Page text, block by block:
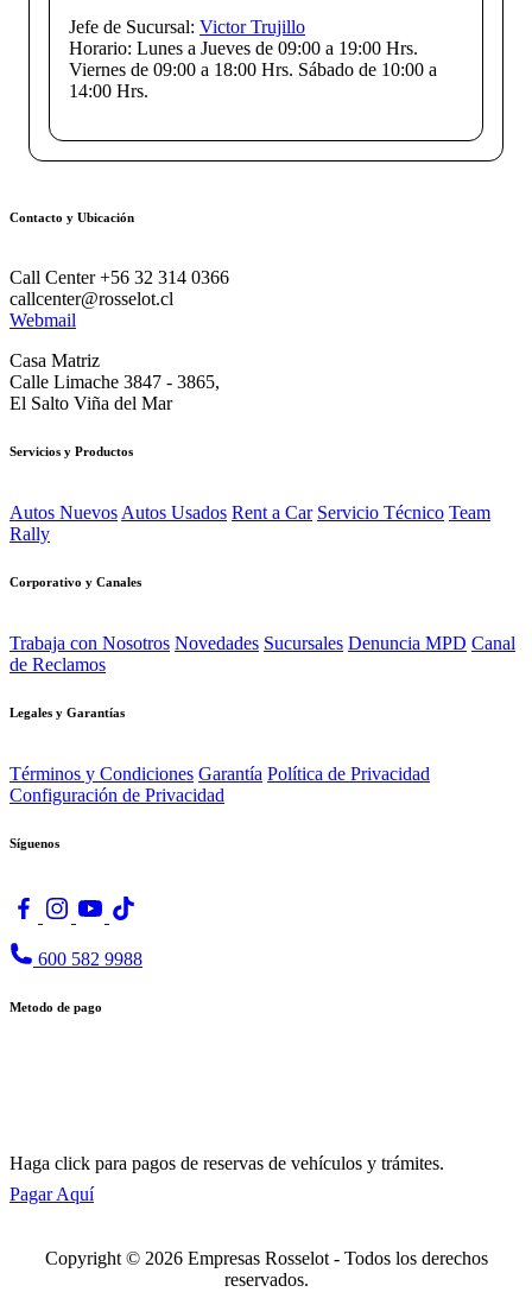
Jefe de Sucursal: Victor Trujillo
Horario: Lunes a Jueves de 09:00 a 19:00 Hrs.
Viernes de 09:00 a 18:00 Hrs. Sábado de 10:00 a
14:00 Hrs.
Contacto y Ubicación
Call Center +56 32 314 0366
callcenter@rosselot.cl
Webmail
Casa Matriz
Calle Limache 3847 - 3865,
El Salto Viña del Mar
Servicios y Productos
Autos NuevosAutos Usados Rent a Car Servicio Técnico Team
Rally
Corporativo y Canales
Trabaja con Nosotros Novedades Sucursales Denuncia MPD Canal
de Reclamos
Legales y Garantías
Términos y Condiciones Garantía Política de Privacidad
Configuración de Privacidad
Síguenos
600 582 9988
Metodo de pago
Haga click para pagos de reservas de vehículos y trámites.
Pagar Aquí
Copyright © 2026 Empresas Rosselot - Todos los derechos
reservados.